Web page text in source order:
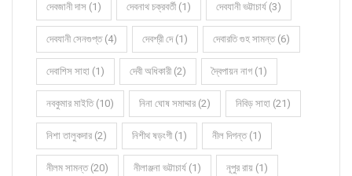
দেবজানী দাস (1) দেবনাথ চক্রবর্তী (1) দেবযানী ভট্টাচার্য (3)
দেবযানী সেনগুপ্ত (4) দেবশ্রী দে (1) দেবারতি গুহ সামন্ত (6)
দেবাশিস সাহা (1) দেবী অধিকারী (2) দ্বৈপায়ন নাগ (1)
নবকুমার মাইতি (10) নিনা ঘোষ সমাদ্দার (2) নিবিড় সাহা (21)
নিশা তালুকদার (2) নিশীথ ষড়ংগী (1) নীল দিগন্ত (1)
নীলম সামন্ত (20) নীলাঞ্জনা ভট্টাচার্য (1) নূপুর রায় (1)